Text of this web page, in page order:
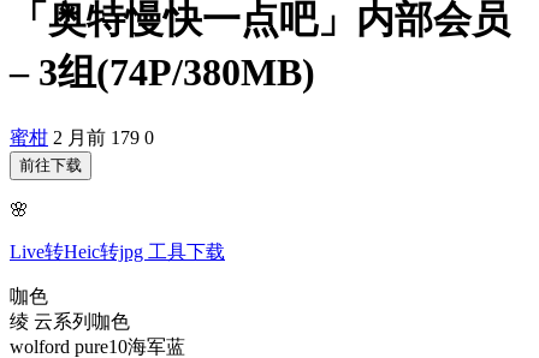
「奥特慢快一点吧」内部会员
– 3组(74P/380MB)
蜜柑 2 月前 179 0
前往下载
🌸
Live转Heic转jpg 工具下载
咖色
绫 云系列咖色
wolford pure10海军蓝